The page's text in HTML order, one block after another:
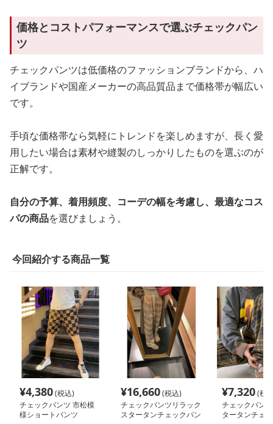
価格とコストパフォーマンスで選ぶチェックパン
ツ
チェックパンツは低価格のファッションブランドから、ハ
イブランドや国産メーカーの高品質品まで価格帯が幅広い
です。
手頃な価格帯なら気軽にトレンドを楽しめますが、長く愛
用したい場合は素材や縫製のしっかりしたものを選ぶのが
正解です。
自分の予算、着用頻度、コーデの幅を考慮し、最適なコス
パの商品を選びましょう。
今回紹介する商品一覧
¥4,380(税込)
チェックパンツ 市松模
様ショートパンツ
¥16,660(税込)
チェックパンツリラック
スタータンチェックパン
¥7,320(税
チェックパン
タータンチェ